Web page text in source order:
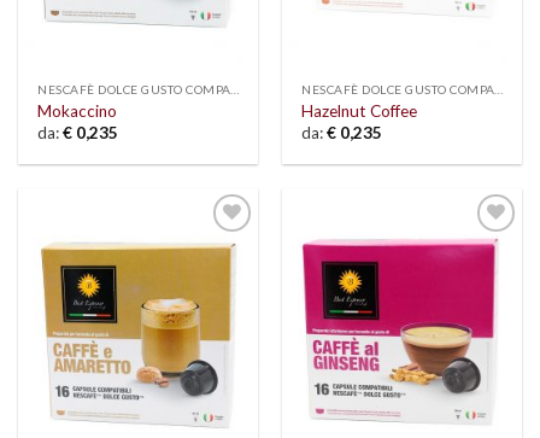
NESCAFÈ DOLCE GUSTO COMPATIBLE
Mokaccino
da:€ 0,235
NESCAFÈ DOLCE GUSTO COMPATIBLE
Hazelnut Coffee
da:€ 0,235
Add to
Add to